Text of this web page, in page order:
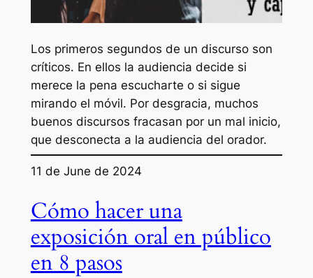
Los primeros segundos de un discurso son
críticos. En ellos la audiencia decide si
merece la pena escucharte o si sigue
mirando el móvil. Por desgracia, muchos
buenos discursos fracasan por un mal inicio,
que desconecta a la audiencia del orador.
11 de June de 2024
Cómo hacer una
exposición oral en público
en 8 pasos